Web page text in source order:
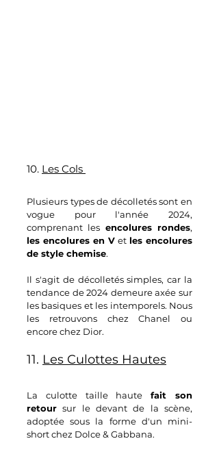
10. Les Cols
Plusieurs types de décolletés sont en
vogue pour l'année 2024,
comprenant les encolures rondes
les encolures en V et les encolures
de style chemise.
Il s'agit de décolletés simples, car la
tendance de 2024 demeure axée sur
les basiques et les intemporels. Nous
les retrouvons chez Chanel ou
encore chez Dior.
11. Les Culottes Hautes
La culotte taille haute fait son
retour sur le devant de la scène,
adoptée sous la forme d'un mini-
short chez Dolce & Gabbana.